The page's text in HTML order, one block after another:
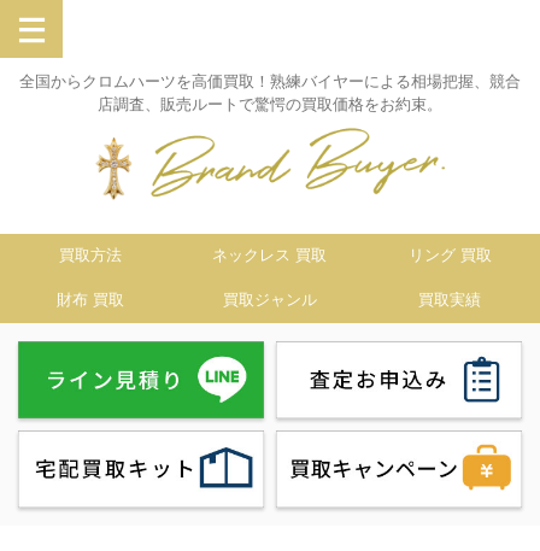
全国からクロムハーツを高価買取！熟練バイヤーによる相場把握、競合
店調査、販売ルートで驚愕の買取価格をお約束。
買取方法 ネックレス 買取 リング 買取
財布 買取 買取ジャンル 買取実績